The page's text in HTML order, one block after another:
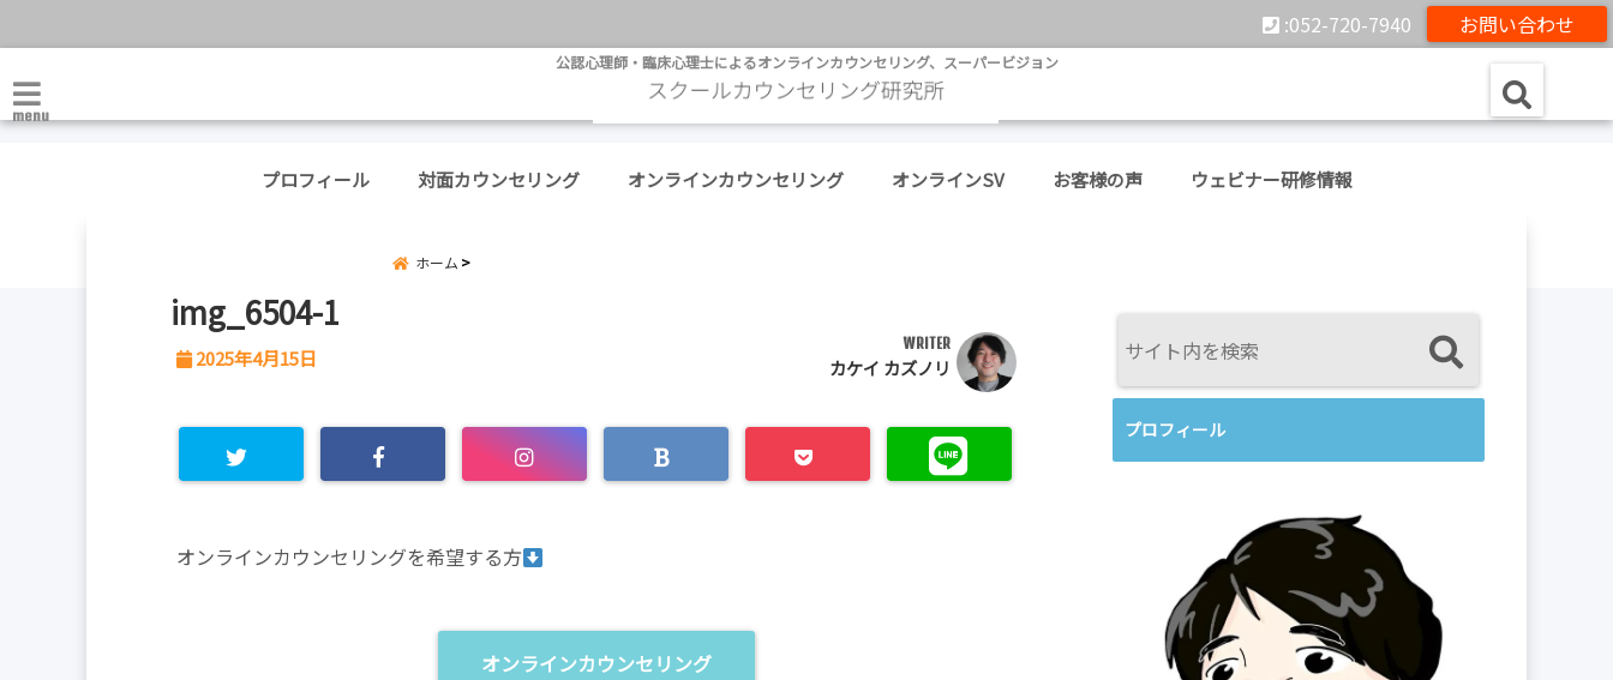
お問い合わせ
:052-720-7940
公認心理師・臨床心理士によるオンラインカウンセリング、スーパービジョン
menu
プロフィール 対面カウンセリング オンラインカウンセリング オンラインSV お客様の声 ウェビナー研修情報
ホーム
img_6504-1
2025年4月15日
WRITER
カケイ カズノリ
オンラインカウンセリングを希望する方
オンラインカウンセリング
プロフィール